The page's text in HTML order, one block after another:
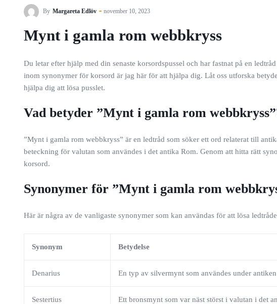
By Margareta Edlöv november 10, 2023
Mynt i gamla rom webbkryss
Du letar efter hjälp med din senaste korsordspussel och har fastnat på en
inom synonymer för korsord är jag här för att hjälpa dig. Låt oss utforska
hjälpa dig att lösa pusslet.
Vad betyder ”Mynt i gamla rom
”Mynt i gamla rom webbkryss” är en ledtråd som söker ett ord relaterat till
beteckning för valutan som användes i det antika Rom. Genom att hitta rätt
korsord.
Synonymer för ”Mynt i gamla rom
Här är några av de vanligaste synonymer som kan användas för att lösa
Synonym Betydelse
Denarius En typ av silvermynt som användes under
Sestertius Ett bronsmynt som var näst störst i valutan i det